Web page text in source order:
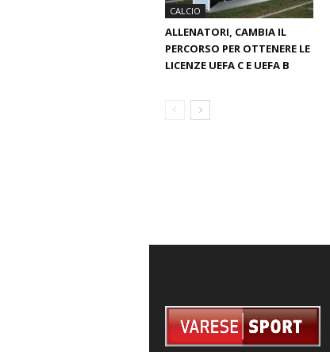
CALCIO
ALLENATORI, CAMBIA IL
PERCORSO PER OTTENERE LE
LICENZE UEFA C E UEFA B